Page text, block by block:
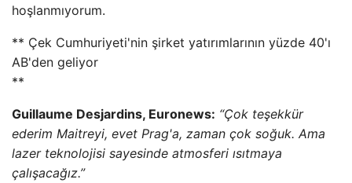
hoşlanmıyorum.
** Çek Cumhuriyeti'nin şirket yatırımlarının yüzde 40'ı
AB'den geliyor
**
Guillaume Desjardins, Euronews: “Çok teşekkür
ederim Maitreyi, evet Prag'a, zaman çok soğuk. Ama
lazer teknolojisi sayesinde atmosferi ısıtmaya
çalışacağız.”